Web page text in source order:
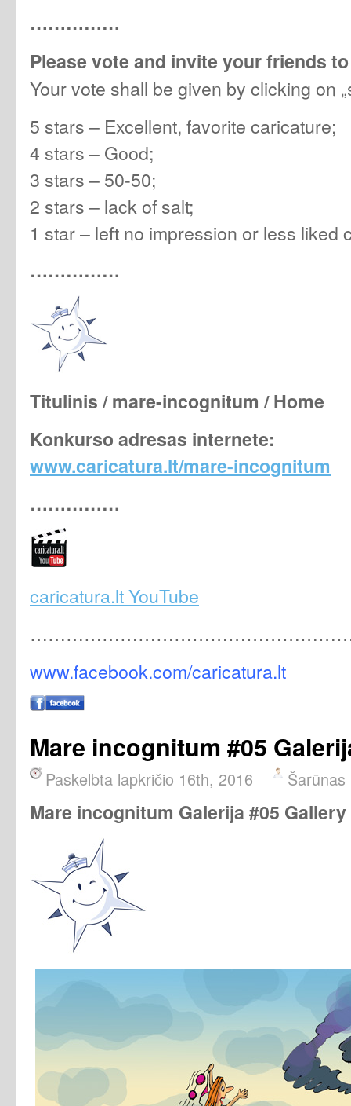
……………
Please vote and invite your friends
Your vote shall be given by clicking on
5 stars – Excellent, favorite caricature;
4 stars – Good;
3 stars – 50-50;
2 stars – lack of salt;
1 star – left no impression or less liked
……………
Titulinis / mare-incognitum / Home
Konkurso adresas internete:
www.caricatura.lt/mare-incognitum
……………
caricatura.lt YouTube
www.facebook.com/caricatura.lt
Mare incognitum #05
Paskelbta lapkričio 16th, 2016 Šarūnas
Mare incognitum Galerija #05 Gallery